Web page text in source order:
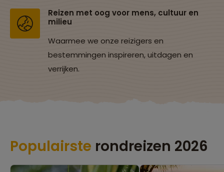
Reizen met oog voor mens, cultuur en
milieu
Waarmee we onze reizigers en
bestemmingen inspireren, uitdagen en
verrijken.
Populairste rondreizen 2026